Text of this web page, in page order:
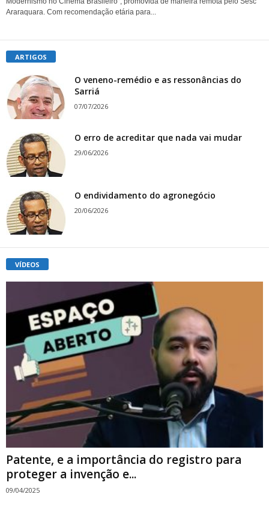
Araraquara. Com recomendação etária para...
ARTIGOS
O veneno-remédio e as ressonâncias do
Sarriá
07/07/2026
O erro de acreditar que nada vai mudar
29/06/2026
O endividamento do agronegócio
20/06/2026
VÍDEOS
Patente, e a importância do registro para
proteger a invenção e...
09/04/2025